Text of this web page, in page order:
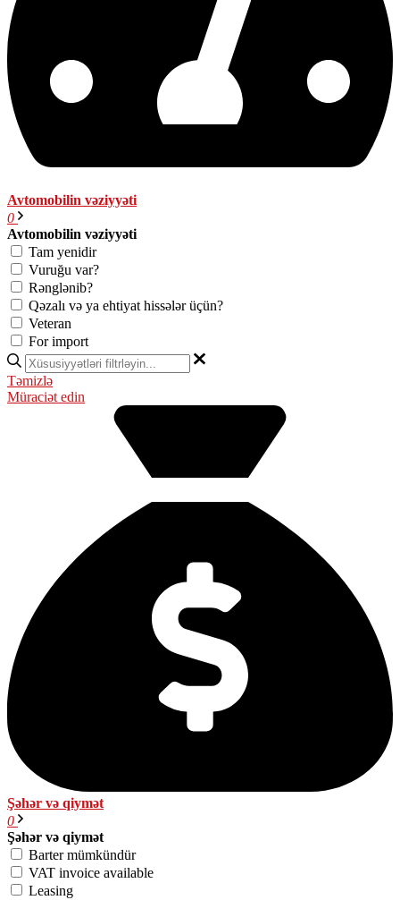
Avtomobilin vəziyyəti
0
Avtomobilin vəziyyəti
Tam yenidir
Vuruğu var?
Rənglənib?
Qəzalı və ya ehtiyat hissələr üçün?
Veteran
For import
Təmizlə
Müraciət edin
Şəhər və qiymət
0
Şəhər və qiymət
Barter mümkündür
VAT invoice available
Leasing